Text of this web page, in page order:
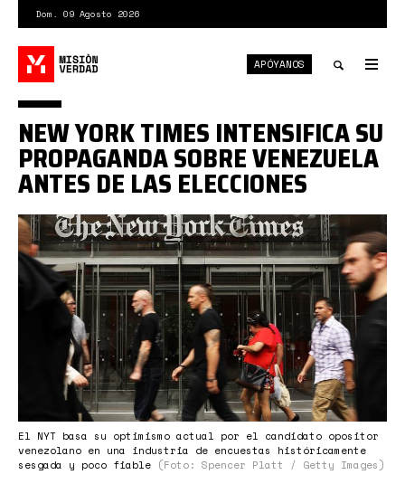
contenido
principal
Dom. 09 Agosto 2026
search
APÓYANOS
nyt.jpeg
El NYT basa su optimismo actual por el candidato opositor
venezolano en una industria de encuestas históricamente
sesgada y poco fiable (Foto: Spencer Platt / Getty Images)
NEW YORK TIMES INTENSIFICA SU
PROPAGANDA SOBRE VENEZUELA
ANTES DE LAS ELECCIONES